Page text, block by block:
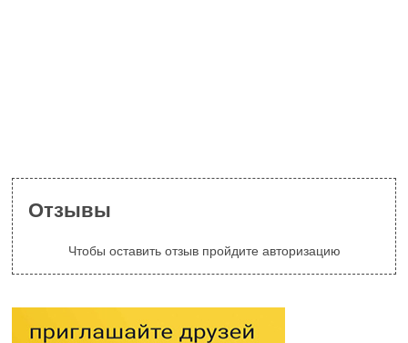
Отзывы
Чтобы оставить отзыв пройдите авторизацию